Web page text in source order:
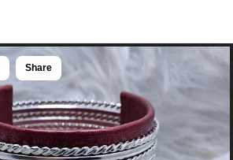
Share